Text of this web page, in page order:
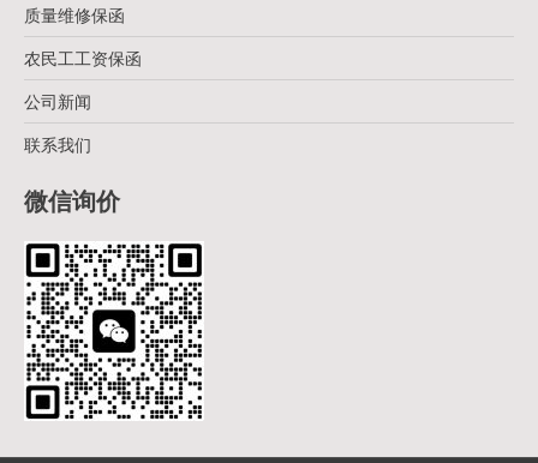
质量维修保函
农民工工资保函
公司新闻
联系我们
微信询价